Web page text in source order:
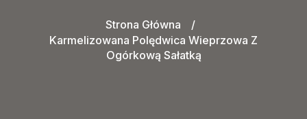
Strona Główna
Karmelizowana Polędwica Wieprzowa Z
Ogórkową Sałatką